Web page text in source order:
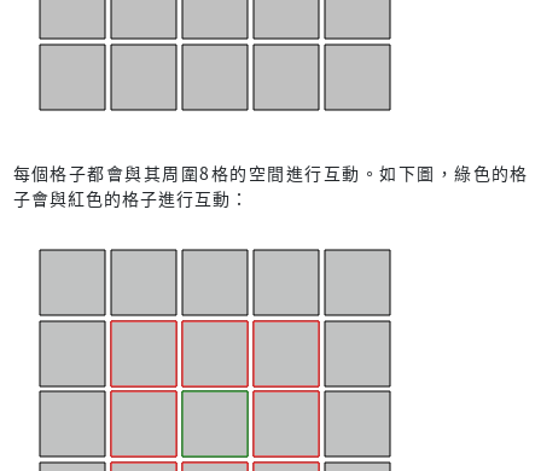
每個格子都會與其周圍8格的空間進行互動。如下圖，綠色的格
子會與紅色的格子進行互動：